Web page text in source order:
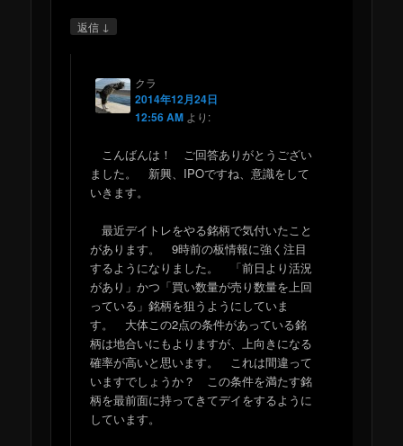
返信 ↓
クラ
2014年12月24日
12:56 AM より:
こんばんは！ ご回答ありがとうござい
ました。 新興、IPOですね、意識をして
いきます。
最近デイトレをやる銘柄で気付いたこと
があります。 9時前の板情報に強く注目
するようになりました。 「前日より活況
があり」かつ「買い数量が売り数量を上回
っている」銘柄を狙うようにしていま
す。 大体この2点の条件があっている銘
柄は地合いにもよりますが、上向きになる
確率が高いと思います。 これは間違って
いますでしょうか？ この条件を満たす銘
柄を最前面に持ってきてデイをするように
しています。